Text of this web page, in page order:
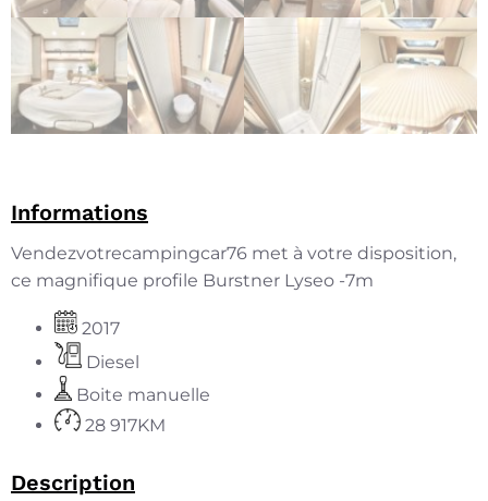
Informations
Vendezvotrecampingcar76 met à votre disposition,
ce magnifique profile Burstner Lyseo -7m
2017
Diesel
Boite manuelle
28 917KM
Description